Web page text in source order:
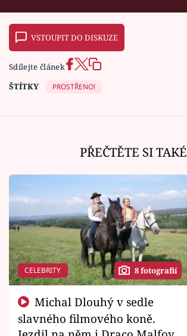
VSTOUPIT DO DISKUZE
Sdílejte článek
ŠTÍTKY
PROSTŘENO!
PŘEČTĚTE SI TAKÉ
CELEBRITY 8 fotografií
slavného filmového koně.